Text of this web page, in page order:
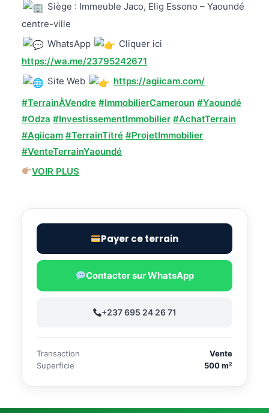
Siège : Immeuble Jaco, Elig Essono – Yaoundé
centre-ville
WhatsApp
Cliquer ici
https://wa.me/23795242671
Site Web
https://agiicam.com/
#TerrainÀVendre #ImmobilierCameroun #Yaoundé
#Odza #InvestissementImmobilier #AchatTerrain
#Agiicam #TerrainTitré #ProjetImmobilier
#VenteTerrainYaoundé
VOIR PLUS
Payer ce terrain
Contacter sur WhatsApp
+237 695 24 26 71
Transaction
Vente
Superficie
500 m²